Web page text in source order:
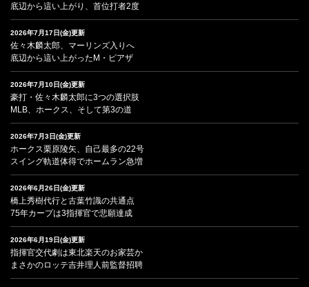
底辺から這い上がり、首位打者2度
2026年7月17日(金)更新
佐々木麟太郎、マーリンズ入りへ
底辺から這い上がったM・ピアザ
2026年7月10日(金)更新
豪打・佐々木麟太郎に3つの選択肢
MLB、ホークス、そして第3の道
2026年7月3日(金)更新
ホークス栗原陵矢、自己最多の22号
スイング軌道体得でホームラン急増
2026年6月26日(金)更新
橋上秀樹代行と古葉竹識の共通点
75年カープは3指揮官で悲願達成
2026年6月19日(金)更新
指揮官交代劇は東北楽天のお家芸か
まさかのロッテ吉井理人前監督招聘